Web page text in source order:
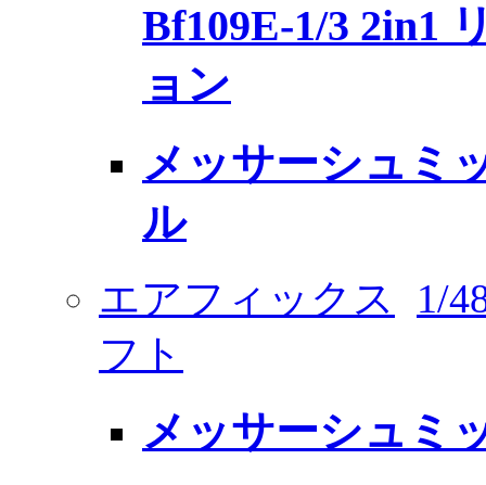
Bf109E-1/3 2in1
ョン
メッサーシュミ
ル
エアフィックス
1/
フト
メッサーシュミ